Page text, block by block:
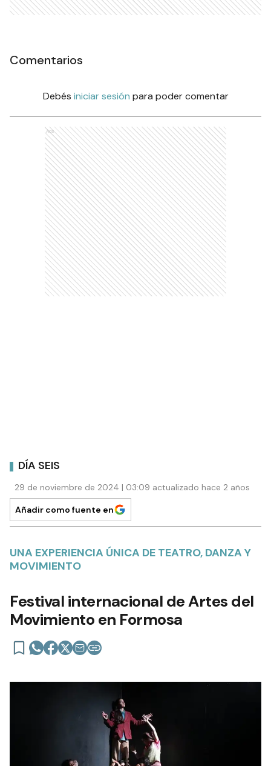
Comentarios
Debés iniciar sesión para poder comentar
Ads
DÍA SEIS
29 de noviembre de 2024 | 03:09 actualizado hace 2 años
Añadir como fuente en
UNA EXPERIENCIA ÚNICA DE TEATRO, DANZA Y
MOVIMIENTO
Festival internacional de Artes del
Movimiento en Formosa